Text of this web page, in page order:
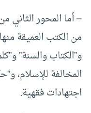
– أما المحور الثاني
من الكتب العميقة
و”الكتاب والسنة”
المخالفة للإسلام،
اجتهادات فقهية.